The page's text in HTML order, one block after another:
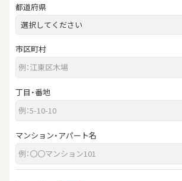
都道府県
市区町村
丁目・番地
マンション・アパート名